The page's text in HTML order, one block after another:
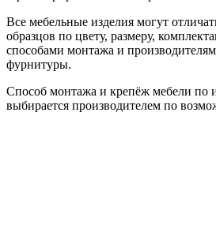
Все мебельные изделия могут
образцов по цвету, размеру,
способами монтажа и
фурнитуры.
Способ монтажа и крепёж мебели по
выбирается производителем по